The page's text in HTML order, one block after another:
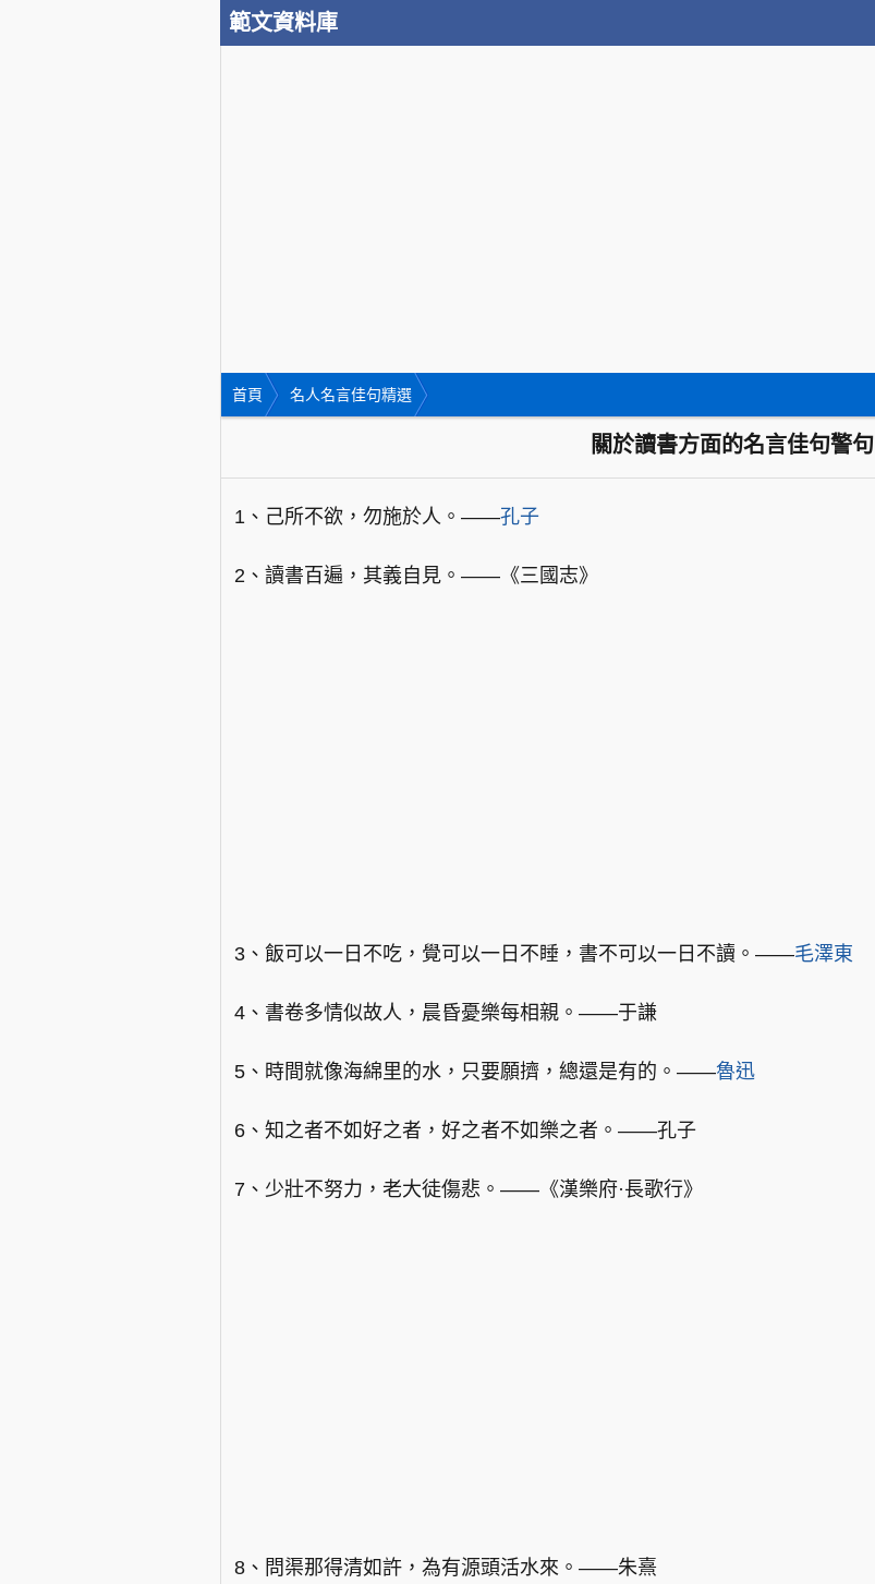
範文資料庫
首頁 名人名言佳句精選
關於讀書方面的名言佳句警句
1、己所不欲，勿施於人。——孔子
2、讀書百遍，其義自見。——《三國志》
3、飯可以一日不吃，覺可以一日不睡，書不可以一日不讀。——毛澤東
4、書卷多情似故人，晨昏憂樂每相親。——于謙
5、時間就像海綿里的水，只要願擠，總還是有的。——魯迅
6、知之者不如好之者，好之者不如樂之者。——孔子
7、少壯不努力，老大徒傷悲。——《漢樂府·長歌行》
8、問渠那得清如許，為有源頭活水來。——朱熹